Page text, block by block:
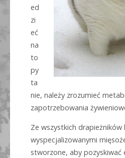
ed
zi
eć
na
to
py
ta
nie, należy zrozumieć
zapotrzebowania
Ze wszystkich
wyspecjalizowanymi
stworzone, aby pozyskiwać